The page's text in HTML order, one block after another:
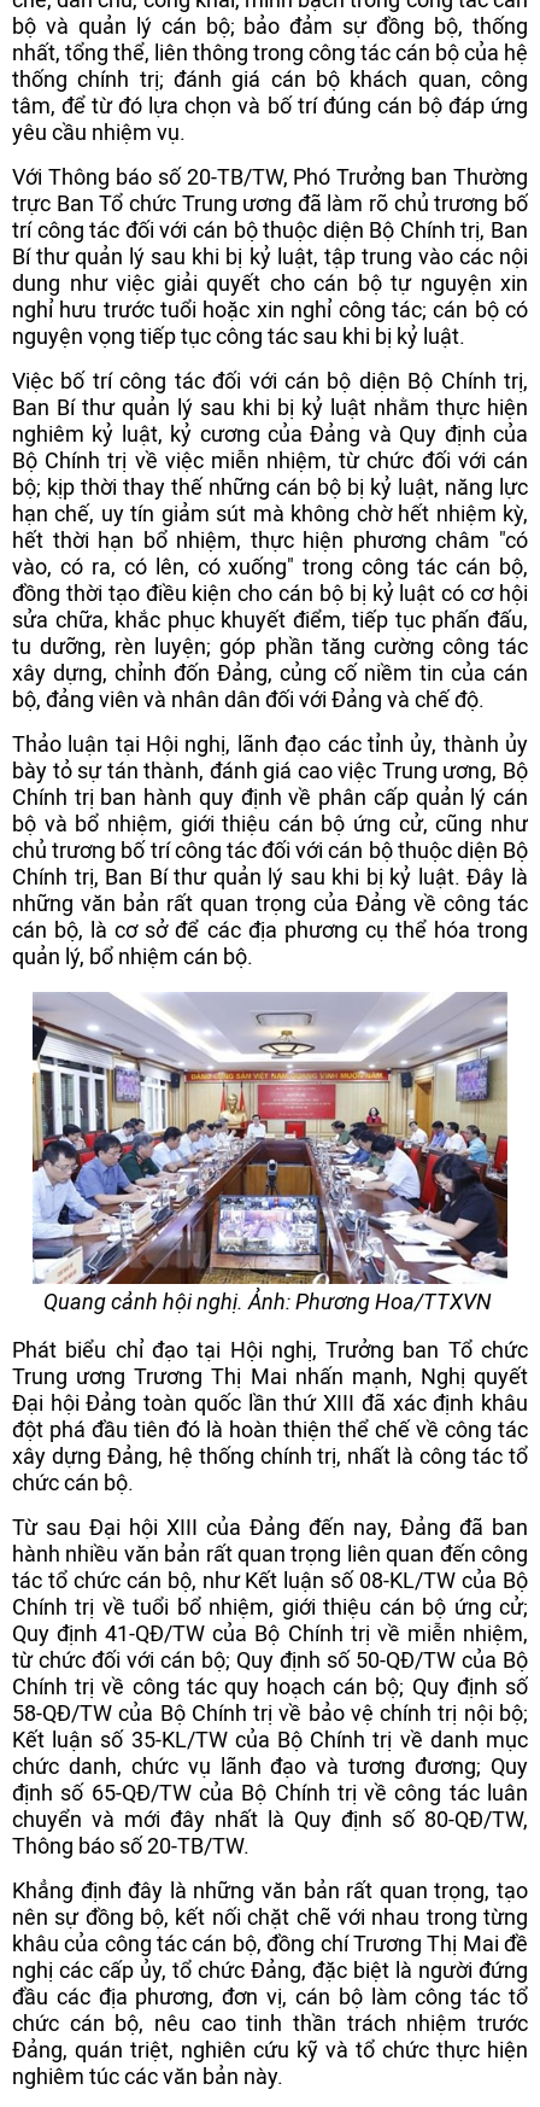
bộ và quản lý cán bộ; bảo đảm sự đồng bộ, thống
nhất, tổng thể, liên thông trong công tác cán bộ của hệ
thống chính trị; đánh giá cán bộ khách quan, công
tâm, để từ đó lựa chọn và bố trí đúng cán bộ đáp ứng
yêu cầu nhiệm vụ.
Với Thông báo số 20-TB/TW, Phó Trưởng ban Thường
trực Ban Tổ chức Trung ương đã làm rõ chủ trương bố
trí công tác đối với cán bộ thuộc diện Bộ Chính trị, Ban
Bí thư quản lý sau khi bị kỷ luật, tập trung vào các nội
dung như việc giải quyết cho cán bộ tự nguyện xin
nghỉ hưu trước tuổi hoặc xin nghỉ công tác; cán bộ có
nguyện vọng tiếp tục công tác sau khi bị kỷ luật.
Việc bố trí công tác đối với cán bộ diện Bộ Chính trị,
Ban Bí thư quản lý sau khi bị kỷ luật nhằm thực hiện
nghiêm kỷ luật, kỷ cương của Đảng và Quy định của
Bộ Chính trị về việc miễn nhiệm, từ chức đối với cán
bộ; kịp thời thay thế những cán bộ bị kỷ luật, năng lực
hạn chế, uy tín giảm sút mà không chờ hết nhiệm kỳ,
hết thời hạn bổ nhiệm, thực hiện phương châm "có
vào, có ra, có lên, có xuống" trong công tác cán bộ,
đồng thời tạo điều kiện cho cán bộ bị kỷ luật có cơ hội
sửa chữa, khắc phục khuyết điểm, tiếp tục phấn đấu,
tu dưỡng, rèn luyện; góp phần tăng cường công tác
xây dựng, chỉnh đốn Đảng, củng cố niềm tin của cán
bộ, đảng viên và nhân dân đối với Đảng và chế độ.
Thảo luận tại Hội nghị, lãnh đạo các tỉnh ủy, thành ủy
bày tỏ sự tán thành, đánh giá cao việc Trung ương, Bộ
Chính trị ban hành quy định về phân cấp quản lý cán
bộ và bổ nhiệm, giới thiệu cán bộ ứng cử, cũng như
chủ trương bố trí công tác đối với cán bộ thuộc diện Bộ
Chính trị, Ban Bí thư quản lý sau khi bị kỷ luật. Đây là
những văn bản rất quan trọng của Đảng về công tác
cán bộ, là cơ sở để các địa phương cụ thể hóa trong
quản lý, bổ nhiệm cán bộ.
Quang cảnh hội nghị. Ảnh: Phương Hoa/TTXVN
Phát biểu chỉ đạo tại Hội nghị, Trưởng ban Tổ chức
Trung ương Trương Thị Mai nhấn mạnh, Nghị quyết
Đại hội Đảng toàn quốc lần thứ XIII đã xác định khâu
đột phá đầu tiên đó là hoàn thiện thể chế về công tác
xây dựng Đảng, hệ thống chính trị, nhất là công tác tổ
chức cán bộ.
Từ sau Đại hội XIII của Đảng đến nay, Đảng đã ban
hành nhiều văn bản rất quan trọng liên quan đến công
tác tổ chức cán bộ, như Kết luận số 08-KL/TW của Bộ
Chính trị về tuổi bổ nhiệm, giới thiệu cán bộ ứng cử;
Quy định 41-QĐ/TW của Bộ Chính trị về miễn nhiệm,
từ chức đối với cán bộ; Quy định số 50-QĐ/TW của Bộ
Chính trị về công tác quy hoạch cán bộ; Quy định số
58-QĐ/TW của Bộ Chính trị về bảo vệ chính trị nội bộ;
Kết luận số 35-KL/TW của Bộ Chính trị về danh mục
chức danh, chức vụ lãnh đạo và tương đương; Quy
định số 65-QĐ/TW của Bộ Chính trị về công tác luân
chuyển và mới đây nhất là Quy định số 80-QĐ/TW,
Thông báo số 20-TB/TW.
Khẳng định đây là những văn bản rất quan trọng, tạo
nên sự đồng bộ, kết nối chặt chẽ với nhau trong từng
khâu của công tác cán bộ, đồng chí Trương Thị Mai đề
nghị các cấp ủy, tổ chức Đảng, đặc biệt là người đứng
đầu các địa phương, đơn vị, cán bộ làm công tác tổ
chức cán bộ, nêu cao tinh thần trách nhiệm trước
Đảng, quán triệt, nghiên cứu kỹ và tổ chức thực hiện
nghiêm túc các văn bản này.